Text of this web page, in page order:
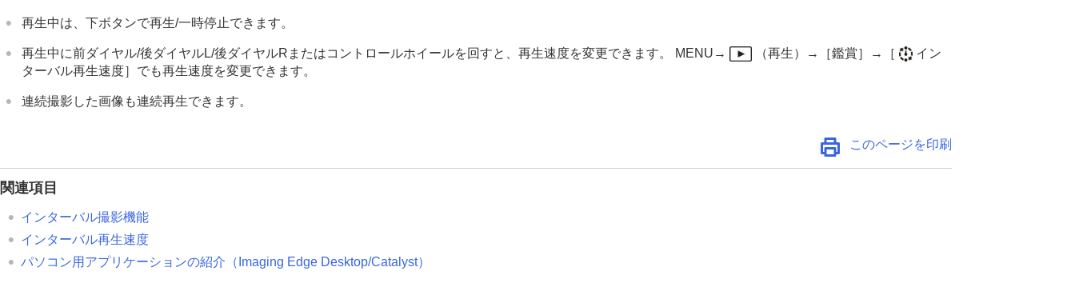
拡大の初期位置
記録画像を自動的に回転させる（記録画像の回転表示）
動画を再生する
再生/モニタリング音量
画像の表示方法を変える
画像間をジャンプ移動する方法を設定する（
撮影した画像を保護する（
プロテクト
）
再生中は、下ボタンで再生/一時停止できます。
再生中に前ダイヤル/後ダイヤルL/後ダイヤルRまたはコントロールホイールを回すと、再生速度を変更できます。 MENU→ （再生）→ ［鑑賞］ → ［
イン
ターバル再生速度］ でも再生速度を変更できます。
連続撮影した画像も連続再生できます。
このページを印刷
関連項目
インターバル撮影機能
インターバル再生速度
パソコン用アプリケーションの紹介（Imaging Edge Desktop/Catalyst）